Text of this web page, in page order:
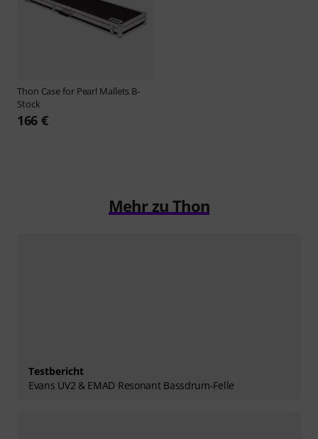
Thon Case for Pearl Mallets B-
Stock
166 €
Mehr zu Thon
Testbericht
Evans UV2 & EMAD Resonant Bassdrum-Felle